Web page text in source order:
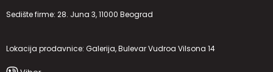
Sedište firme: 28. Juna 3, 11000 Beograd
Lokacija prodavnice: Galerija, Bulevar Vudroa Vilsona 14